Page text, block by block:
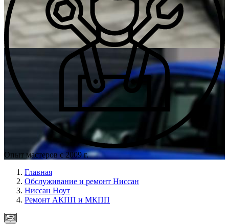
Опыт мастеров с 2009 г.
Главная
Обслуживание и ремонт Ниссан
Ниссан Ноут
Ремонт АКПП и МКПП